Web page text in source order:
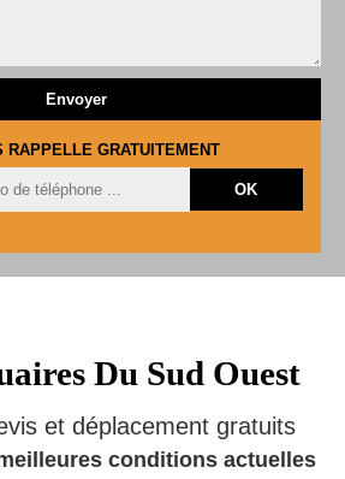
RAPPELLE GRATUITEMENT
Du Sud Ouest
et déplacement gratuits
conditions actuelles